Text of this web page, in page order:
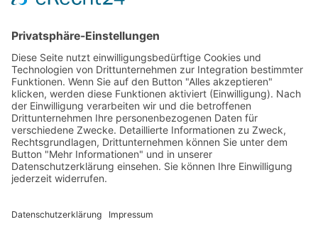
Kreditkarte (VISA & MasterCard)
Support
Kostenlose Beratung vor und nach dem
Kauf!
Qualität